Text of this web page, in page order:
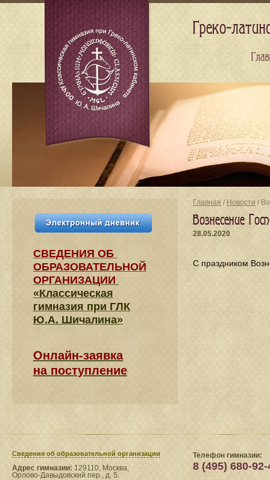
Главная / Новости /
Вознесение
28.05.2020
С праздником
СВЕДЕНИЯ​ ОБ
ОБРАЗОВАТЕЛЬНОЙ
ОРГАНИЗАЦИИ
«Классическая
гимназия при ГЛК
Ю.А. Шичалина»
Онлайн-заявка
на поступление
Сведения​ об образовательной организации
Адрес гимназии: 129110, Москва,
Орлово-Давыдовский пер., д. 5.
Телефон гимназии:
8 (495) 680-92-
Греко-